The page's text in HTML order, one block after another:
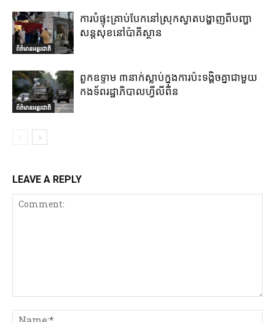
ព័ត៌មានអន្តរជាតិ
ការបំផ្ទុះគ្រាប់បែកនៅស្រុកស្វាតបង្ហាញពីបញ្ហា
សន្តសុខនៅប៉ាគីស្ថាន
ព័ត៌មានអន្តរជាតិ
ពួកឧទ្ទាម ៣នាក់ស្លាប់ក្នុងការប៉ះទង្គិចគ្នាជាមួយ
កងទ័ពរដ្ឋាភិបាលហ្វីលីពីន
LEAVE A REPLY